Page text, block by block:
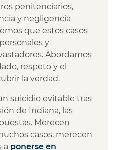
penitenciarios,
y negligencia
que estos casos
y
Abordamos
respeto y el
la verdad.
suicidio evitable tras
de Indiana, las
Merecen
casos, merecen
a ponerse en